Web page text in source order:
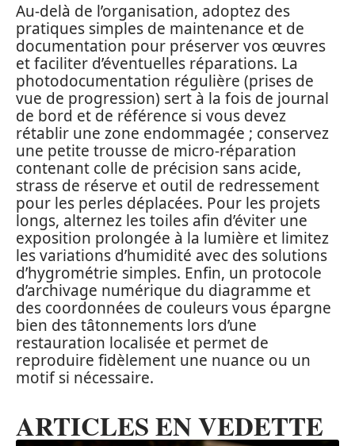
Au-delà de l’organisation, adoptez des
pratiques simples de maintenance et de
documentation pour préserver vos œuvres
et faciliter d’éventuelles réparations. La
photodocumentation régulière (prises de
vue de progression) sert à la fois de journal
de bord et de référence si vous devez
rétablir une zone endommagée ; conservez
une petite trousse de micro-réparation
contenant colle de précision sans acide,
strass de réserve et outil de redressement
pour les perles déplacées. Pour les projets
longs, alternez les toiles afin d’éviter une
exposition prolongée à la lumière et limitez
les variations d’humidité avec des solutions
d’hygrométrie simples. Enfin, un protocole
d’archivage numérique du diagramme et
des coordonnées de couleurs vous épargne
bien des tâtonnements lors d’une
restauration localisée et permet de
reproduire fidèlement une nuance ou un
motif si nécessaire.
ARTICLES EN VEDETTE